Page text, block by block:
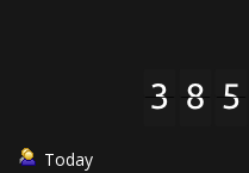
Today